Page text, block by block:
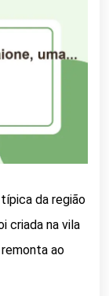
da região
criada na vila
ao